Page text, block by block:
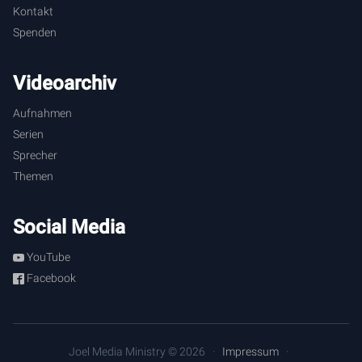
Kontakt
Spenden
Videoarchiv
Aufnahmen
Serien
Sprecher
Themen
Social Media
YouTube
Facebook
Joel Media Ministry © 2026
Impressum